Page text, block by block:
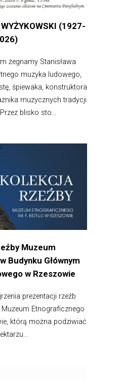
(1927-
żegnamy Stanisława
muzyka ludowego,
śpiewaka, konstruktora
muzycznych tradycji
blisko sto...
Muzeum
Budynku Głównym
w Rzeszowie
prezentacji rzeźb
Etnograficznego
którą można podziwiać